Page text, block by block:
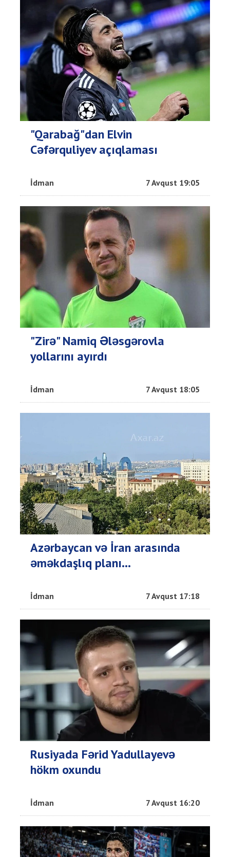
"Qarabağ"dan Elvin
Cəfərquliyev açıqlaması
İdman 7 Avqust 19:05
"Zirə" Namiq Ələsgərovla
yollarını ayırdı
İdman 7 Avqust 18:05
Azərbaycan və İran arasında
əməkdaşlıq planı...
İdman 7 Avqust 17:18
Rusiyada Fərid Yadullayevə
hökm oxundu
İdman 7 Avqust 16:20